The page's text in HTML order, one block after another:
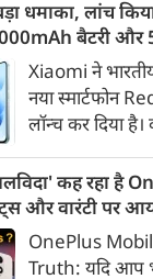
सफर के चलते
स्टेशनों पर
से 50 प्रतिशत
धमाका, लांच
बैटरी और
Xiaomi ने
नया स्मार्टफोन
लॉन्च कर दिया
डिस्प्ले,
और Qualcomm
चिपसेट के साथ पेश
50MP का मेन
कह रहा है
और वारंटी पर
OnePlus
Truth: यदि आप